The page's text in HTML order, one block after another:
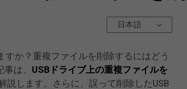
日本語
か？重複ファイルを削除するにはどう
は、 USBドライブ上の重複ファイルを
説します。さらに、誤って削除したUSB